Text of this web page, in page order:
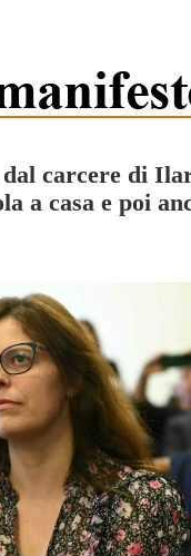
carcere di
a casa e poi